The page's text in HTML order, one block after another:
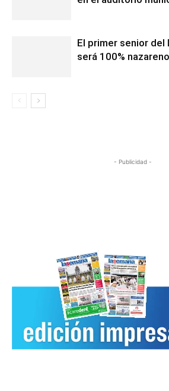
El primer senior del
será 100% nazareno
- Publicidad -